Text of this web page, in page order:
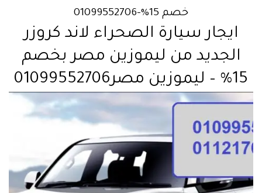
خصم 15%-01099552706
ايجار سيارة الصحراء لاند كروزر
الجديد من ليموزين مصر بخصم
15% – ليموزين مصر01099552706